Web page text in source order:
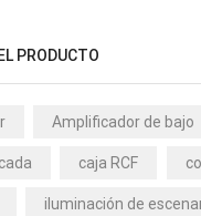
PRODUCTO
Amplificador de bajo
caja RCF
iluminación de